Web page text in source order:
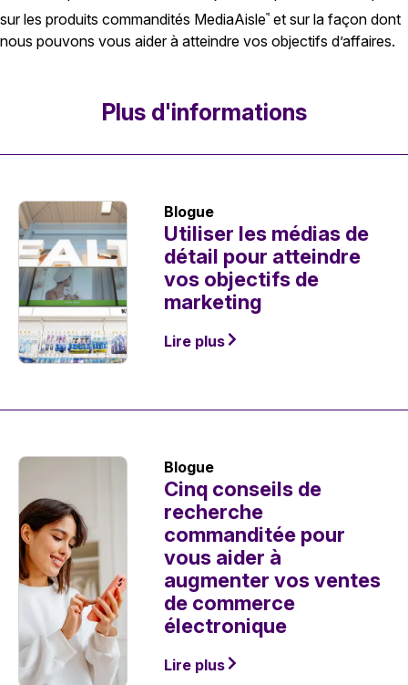
sur les produits commandités MediaAisleMCet sur la façon dont
nous pouvons vous aider à atteindre vos objectifs d’affaires.
Plus d'informations
Blogue
Utiliser les médias de
détail pour atteindre
vos objectifs de
marketing
Lire plus
Blogue
Cinq conseils de
recherche
commanditée pour
vous aider à
augmenter vos ventes
de commerce
électronique
Lire plus